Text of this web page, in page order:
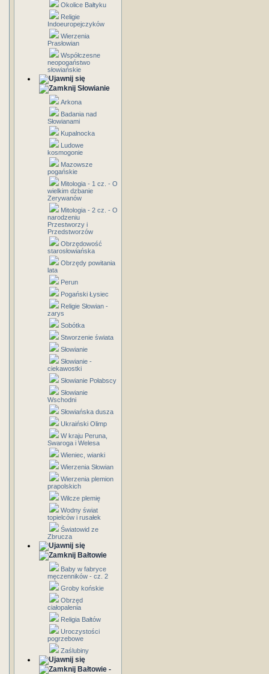
Okolice Bałtyku
Religie
Indoeuropejczyków
Wierzenia
Prasłowian
Współczesne
neopogaństwo
słowiańskie
Słowianie
Arkona
Badania nad
Słowianami
Kupalnocka
Ludowe
kosmogonie
Mazowsze
pogańskie
Mitologia - 1 cz. - O
wielkim dzbanie
Zerywanów
Mitologia - 2 cz. - O
narodzeniu
Przestworzy i
Przedstworzów
Obrzędowość
starosłowiańska
Obrzędy powitania
lata
Perun
Pogański Łysiec
Religie Słowian -
zarys
Sobótka
Stworzenie świata
Słowianie
Słowianie -
ciekawostki
Słowianie Połabscy
Słowianie
Wschodni
Słowiańska dusza
Ukraiński Olimp
W kraju Peruna,
Swaroga i Welesa
Wieniec, wianki
Wierzenia Słowian
Wierzenia plemion
prapolskich
Wilcze plemię
Wodny świat
topielców i rusałek
Światowid ze
Zbrucza
Bałtowie
Baby w fabryce
męczenników - cz. 2
Groby końskie
Obrzęd
ciałopalenia
Religia Bałtów
Uroczystości
pogrzebowe
Zaślubiny
Bałtowie -